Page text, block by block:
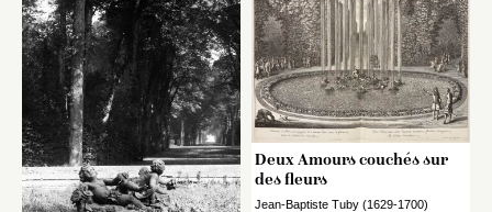
Deux Amours couchés sur
des fleurs
Jean-Baptiste Tuby (1629-1700)